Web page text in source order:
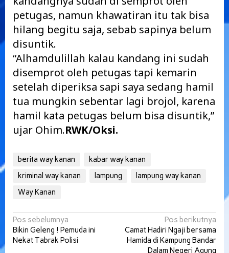
petugas, namun khawatiran itu tak bisa
hilang begitu saja, sebab sapinya belum
disuntik.
“Alhamdulillah kalau kandang ini sudah
disemprot oleh petugas tapi kemarin
setelah diperiksa sapi saya sedang hamil
tua mungkin sebentar lagi brojol, karena
hamil kata petugas belum bisa disuntik,”
ujar Ohim.RWK/Oksi.
berita way kanan
kabar way kanan
kriminal way kanan
lampung
lampung way kanan
Way Kanan
Navigasi
pos
Pos sebelumnya
Bikin Geleng ! Pemuda ini
Nekat Tabrak Polisi
Pos berikutnya
Camat Hadiri Ngaji bersama
Hamida di Kampung Bandar
Dalam Negeri Agung